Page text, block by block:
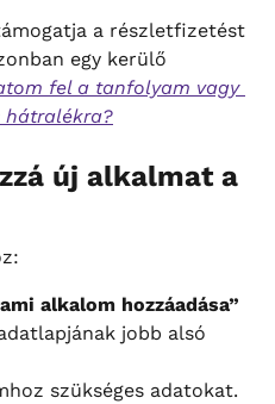
a részletfizetést
egy kerülő
fel a tanfolyam vagy
hátralékra?
új alkalmat a
alkalom hozzáadása”
jobb alsó
szükséges adatokat.